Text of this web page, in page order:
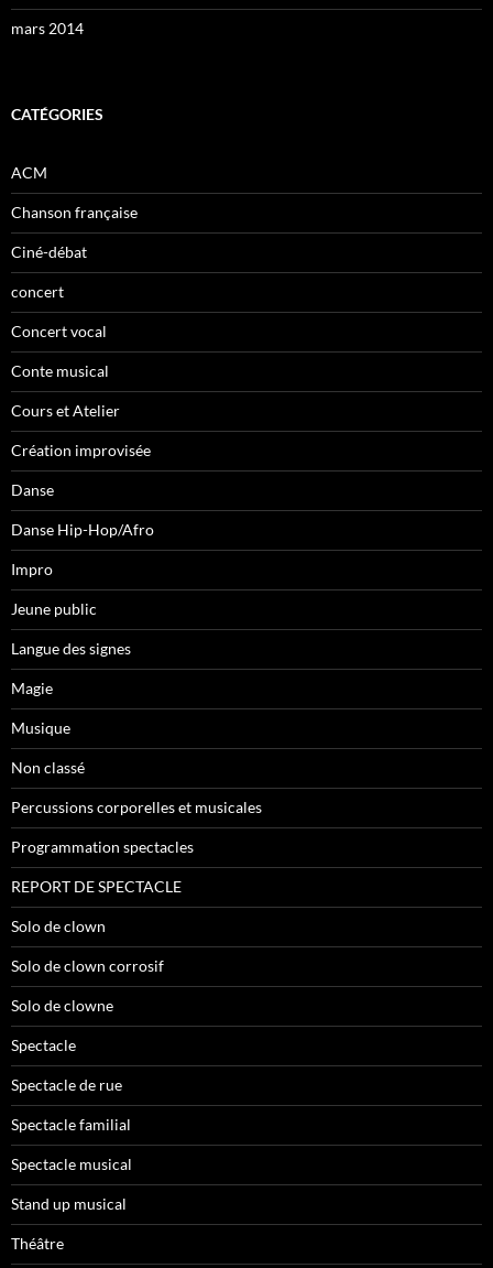
mars 2014
CATÉGORIES
ACM
Chanson française
Ciné-débat
concert
Concert vocal
Conte musical
Cours et Atelier
Création improvisée
Danse
Danse Hip-Hop/Afro
Impro
Jeune public
Langue des signes
Magie
Musique
Non classé
Percussions corporelles et musicales
Programmation spectacles
REPORT DE SPECTACLE
Solo de clown
Solo de clown corrosif
Solo de clowne
Spectacle
Spectacle de rue
Spectacle familial
Spectacle musical
Stand up musical
Théâtre